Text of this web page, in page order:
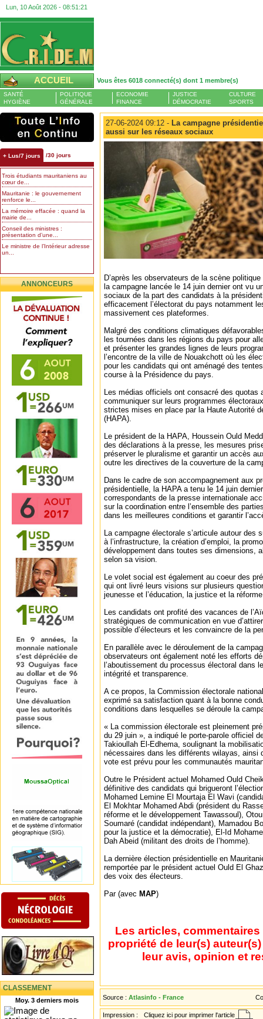
Lun, 10 Août 2026 - 08:51:21
ACCUEIL Vous êtes 6018 connecté(s) dont 1 membre(s)
SANTÉ
HYGIÈNE
POLITIQUE
GÉNÉRALE
ECONOMIE
FINANCE
JUSTICE
DÉMOCRATIE
CULTURE
SPORTS
+ Lus/7 jours /30 jours
Trois étudiants mauritaniens au
cœur de...
Mauritanie : le gouvernement
renforce le...
La mémoire effacée : quand la
mairie de...
Conseil des ministres :
présentation d’une...
Le ministre de l’Intérieur adresse
un...
ANNONCEURS
CLASSEMENT
Moy. 3 derniers mois
27-06-2024 09:12 - La campagne
aussi sur les réseaux sociaux
D’après les observateurs de la scène
la campagne lancée le 14 juin dernier ont vu
sociaux de la part des candidats à la
efficacement l’électorat du pays notamment
massivement ces plateformes.
Malgré des conditions climatiques
les tournées dans les régions du pays pour
et présenter les grandes lignes de leurs
l’encontre de la ville de Nouakchott où les
pour les candidats qui ont aménagé des
course à la Présidence du pays.
Les médias officiels ont consacré des quotas
communiquer sur leurs programmes
strictes mises en place par la Haute Autorité
(HAPA).
Le président de la HAPA, Houssein Ould
des déclarations à la presse, les mesures
préserver le pluralisme et garantir un accès
outre les directives de la couverture de la
Dans le cadre de son accompagnement aux
présidentielle, la HAPA a tenu le 14 juin
correspondants de la presse internationale
sur la coordination entre l’ensemble des
dans les meilleures conditions et garantir
La campagne électorale s’articule autour des
à l’infrastructure, la création d’emploi, la
développement dans toutes ses dimensions,
selon sa vision.
Le volet social est également au coeur des
qui ont livré leurs visions sur plusieurs
jeunesse et l’éducation, la justice et la
Les candidats ont profité des vacances de
stratégiques de communication en vue
possible d’électeurs et les convaincre de la
En parallèle avec le déroulement de la
observateurs ont également noté les efforts
l’aboutissement du processus électoral dans
intégrité et transparence.
A ce propos, la Commission électorale
exprimé sa satisfaction quant à la bonne
conditions dans lesquelles se déroule la
« La commission électorale est pleinement
du 29 juin », a indiqué le porte-parole officiel
Takioullah El-Edhema, soulignant la
nécessaires dans les différents wilayas, ainsi
vote est prévu pour les communautés
Outre le Président actuel Mohamed Ould
définitive des candidats qui brigueront
Mohamed Lemine El Mourtaja El Wavi
El Mokhtar Mohamed Abdi (président du
réforme et le développement Tawassoul),
Soumaré (candidat indépendant), Mamadou
pour la justice et la démocratie), El-Id
Dah Abeid (militant des droits de l’homme).
La dernière élection présidentielle en
remportée par le président actuel Ould El
des voix des électeurs.
Par (avec MAP)
Les articles,
propriété de leur(s)
leur avis, opinion et
Source : Atlasinfo - France
Impression : Cliquez ici pour imprimer l'article